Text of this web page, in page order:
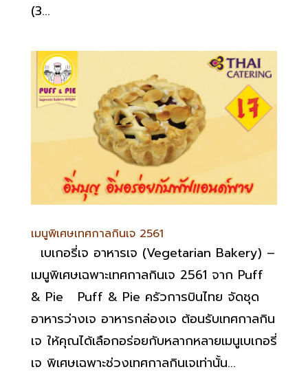
(3...
เมนูพิเศษเทศกาลกินเจ 2561
เบเกอรี่เจ อาหารเจ (Vegetarian Bakery) –
เมนูพิเศษเฉพาะเทศกาลกินเจ 2561 จาก Puff
& Pie Puff & Pie ครัวการบินไทย จัดชุด
อาหารว่างเจ อาหารกล่องเจ ต้อนรับเทศกาลกิน
เจ ให้คุณได้เลือกอร่อยกับหลากหลายเมนูเบเกอรี่
เจ พิเศษเฉพาะช่วงเทศกาลกินเจเท่านั้น...